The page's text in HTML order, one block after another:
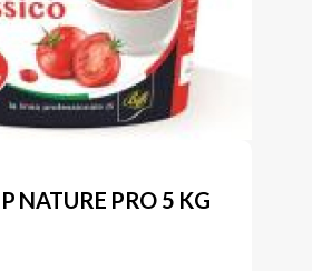
NATURE PRO 5 KG